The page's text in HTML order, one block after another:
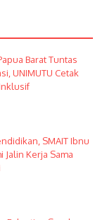
Barat Tuntas
UNIMUTU Cetak
SMAIT Ibnu
Jalin Kerja Sama